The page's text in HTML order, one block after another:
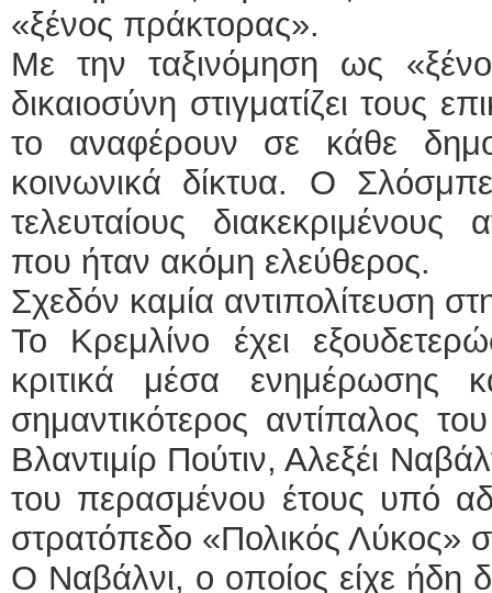
«ξένος πράκτορας».
Με την ταξινόμηση ως
δικαιοσύνη στιγματίζει τους
το αναφέρουν σε κάθε
κοινωνικά δίκτυα. Ο
τελευταίους διακεκριμένους
που ήταν ακόμη ελεύθερος.
Σχεδόν καμία αντιπολίτευση
Το Κρεμλίνο έχει
κριτικά μέσα ενημέρωσης
σημαντικότερος αντίπαλος
Βλαντιμίρ Πούτιν, Αλεξέι
του περασμένου έτους υπό
στρατόπεδο «Πολικός Λύκος»
Ο Ναβάλνι, ο οποίος είχε ήδη